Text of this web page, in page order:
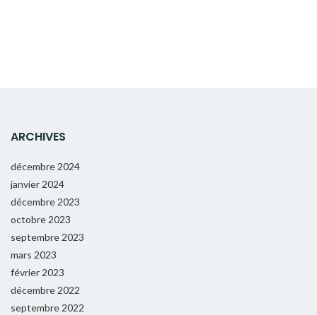
ARCHIVES
décembre 2024
janvier 2024
décembre 2023
octobre 2023
septembre 2023
mars 2023
février 2023
décembre 2022
septembre 2022